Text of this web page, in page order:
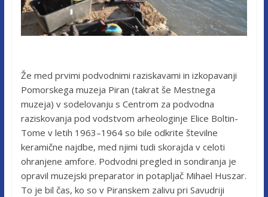
Že med prvimi podvodnimi raziskavami in izkopavanji
Pomorskega muzeja Piran (takrat še Mestnega
muzeja) v sodelovanju s Centrom za podvodna
raziskovanja pod vodstvom arheologinje Elice Boltin-
Tome v letih 1963–1964 so bile odkrite številne
keramične najdbe, med njimi tudi skorajda v celoti
ohranjene amfore. Podvodni pregled in sondiranja je
opravil muzejski preparator in potapljač Mihael Huszar.
To je bil čas, ko so v Piranskem zalivu pri Savudriji